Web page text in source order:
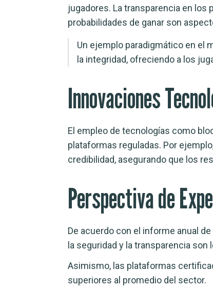
jugadores. La transparencia en
probabilidades de ganar son
Un ejemplo paradigmático en el
la integridad, ofreciendo a los
Innovaciones
El empleo de tecnologías como
plataformas reguladas. Por
credibilidad, asegurando que los
Perspectiva de
De acuerdo con el informe anual
la seguridad y la transparencia
Asimismo, las plataformas
superiores al promedio del sector.